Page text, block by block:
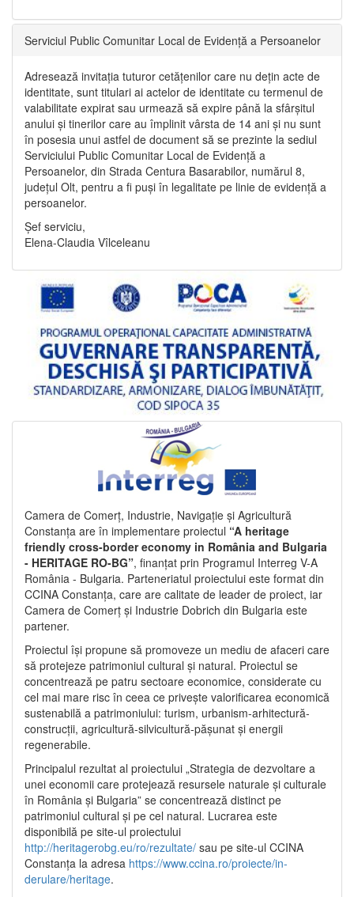
Serviciul Public Comunitar Local de Evidență a Persoanelor
Adresează invitația tuturor cetățenilor care nu dețin acte de
identitate, sunt titulari ai actelor de identitate cu termenul de
valabilitate expirat sau urmează să expire până la sfârșitul
anului și tinerilor care au împlinit vârsta de 14 ani și nu sunt
în posesia unui astfel de document să se prezinte la sediul
Serviciului Public Comunitar Local de Evidență a
Persoanelor, din Strada Centura Basarabilor, numărul 8,
județul Olt, pentru a fi puși în legalitate pe linie de evidență a
persoanelor.
Șef serviciu,
Elena-Claudia Vîlceleanu
Camera de Comerț, Industrie, Navigație și Agricultură
Constanța are în implementare proiectul “A heritage
friendly cross-border economy in România and Bulgaria
- HERITAGE RO-BG”, finanțat prin Programul Interreg V-A
România - Bulgaria. Parteneriatul proiectului este format din
CCINA Constanța, care are calitate de leader de proiect, iar
Camera de Comerț și Industrie Dobrich din Bulgaria este
partener.
Proiectul își propune să promoveze un mediu de afaceri care
să protejeze patrimoniul cultural și natural. Proiectul se
concentrează pe patru sectoare economice, considerate cu
cel mai mare risc în ceea ce privește valorificarea economică
sustenabilă a patrimoniului: turism, urbanism-arhitectură-
construcții, agricultură-silvicultură-pășunat și energii
regenerabile.
Principalul rezultat al proiectului „Strategia de dezvoltare a
unei economii care protejează resursele naturale și culturale
în România și Bulgaria” se concentrează distinct pe
patrimoniul cultural și pe cel natural. Lucrarea este
disponibilă pe site-ul proiectului
http://heritagerobg.eu/ro/rezultate/ sau pe site-ul CCINA
Constanța la adresa https://www.ccina.ro/proiecte/in-
derulare/heritage.